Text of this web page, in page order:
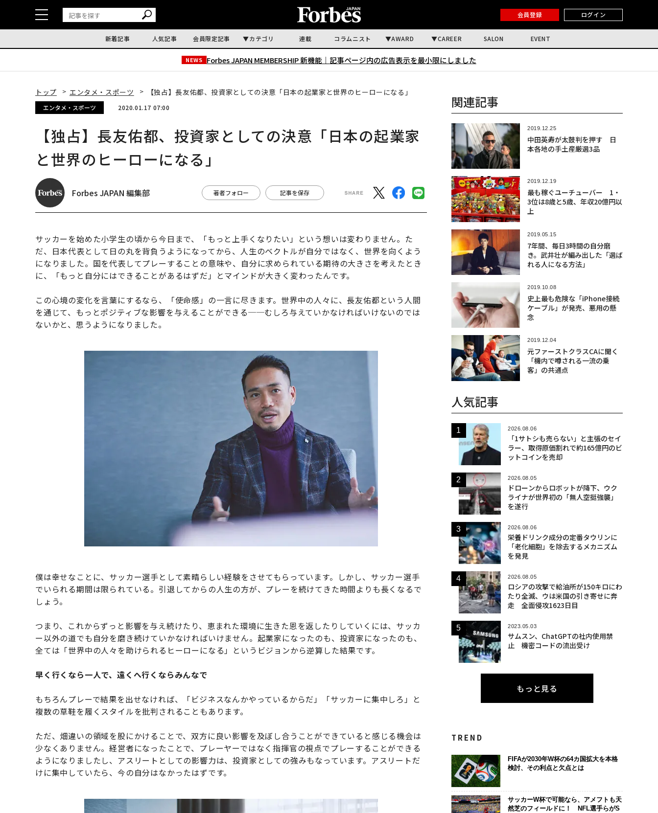
会員登録 ログイン
新着記事 人気記事 会員限定記事 カテゴリ 連載 コラムニスト AWARD CAREER SALON EVENT
NEWS Forbes JAPAN MEMBERSHIP 新機能｜ 記事ページ内の広告表示を最小限にしました
トップ エンタメ・スポーツ 【独占】長友佑都、投資家としての決意「日本の起業家と世界のヒーローになる」
エンタメ・スポーツ 2020.01.17 07:00
【独占】長友佑都、投資家としての決意「日本の起業家
と世界のヒーローになる」
Forbes JAPAN 編集部 著者フォロー 記事を保存
サッカーを始めた小学生の頃から今日まで、「もっと上手くなりたい」という想いは変わりません。た
だ、日本代表として日の丸を背負うようになってから、人生のベクトルが自分ではなく、世界を向くよう
になりました。国を代表してプレーすることの意味や、自分に求められている期待の大きさを考えたとき
に、「もっと自分にはできることがあるはずだ」とマインドが大きく変わったんです。
この心境の変化を言葉にするなら、「使命感」の一言に尽きます。世界中の人々に、長友佑都という人間
を通じて、もっとポジティブな影響を与えることができる──むしろ与えていかなければいけないのでは
ないかと、思うようになりました。
僕は幸せなことに、サッカー選手として素晴らしい経験をさせてもらっています。しかし、サッカー選手
でいられる期間は限られている。引退してからの人生の方が、プレーを続けてきた時間よりも長くなるで
しょう。
つまり、これからずっと影響を与え続けたり、恵まれた環境に生きた恩を返したりしていくには、サッカ
ー以外の道でも自分を磨き続けていかなければいけません。起業家になったのも、投資家になったのも、
全ては「世界中の人々を助けられるヒーローになる」というビジョンから逆算した結果です。
早く行くなら一人で、遠くへ行くならみんなで
もちろんプレーで結果を出せなければ、「ビジネスなんかやっているからだ」「サッカーに集中しろ」と
複数の草鞋を履くスタイルを批判されることもあります。
ただ、畑違いの領域を股にかけることで、双方に良い影響を及ぼし合うことができていると感じる機会は
少なくありません。経営者になったことで、プレーヤーではなく指揮官の視点でプレーすることができる
ようになりましたし、アスリートとしての影響力は、投資家としての強みもなっています。アスリートだ
けに集中していたら、今の自分はなかったはずです。
関連記事
2019.12.25
中田英寿が太鼓判を押す 日
本各地の手土産厳選3品
2019.12.19
最も稼ぐユーチューバー 1・
3位は8歳と5歳、年収20億円以
上
2019.05.15
7年間、毎日3時間の自分磨
き。武井壮が編み出した「選ば
れる人になる方法」
2019.10.08
史上最も危険な「iPhone接続
ケーブル」が発売、悪用の懸
念
2019.12.04
元ファーストクラスCAに聞く
「機内で噂される一流の乗
客」の共通点
人気記事
2026.08.06
「1サトシも売らない」と主張のセイ
ラー、取得原価割れで約165億円のビ
ットコインを売却
2026.08.05
ドローンからロボットが降下、ウク
ライナが世界初の「無人空挺強襲」
を遂行
2026.08.06
栄養ドリンク成分の定番タウリンに
「老化細胞」を除去するメカニズム
を発見
2026.08.05
ロシアの攻撃で給油所が150キロにわ
たり全滅、ウは米国の引き寄せに奔
走 全面侵攻1623日目
2023.05.03
サムスン、ChatGPTの社内使用禁
止 機密コードの流出受け
もっと見る
TREND
FIFAが2030年W杯の64カ国拡大を本格
検討、その利点と欠点とは
サッカーW杯で可能なら、アメフトも天
然芝のフィールドに！ NFL選手らがS